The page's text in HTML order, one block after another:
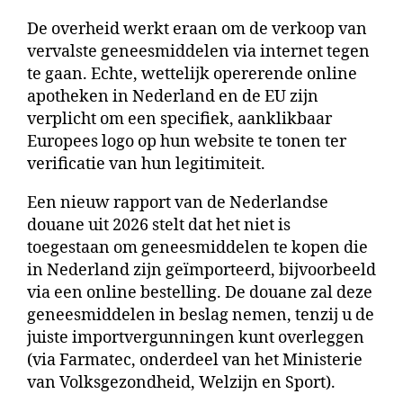
De overheid werkt eraan om de verkoop van
vervalste geneesmiddelen via internet tegen
te gaan. Echte, wettelijk opererende online
apotheken in Nederland en de EU zijn
verplicht om een ​​specifiek, aanklikbaar
Europees logo op hun website te tonen ter
verificatie van hun legitimiteit.
Een nieuw rapport van de Nederlandse
douane uit 2026 stelt dat het niet is
toegestaan ​​om geneesmiddelen te kopen die
in Nederland zijn geïmporteerd, bijvoorbeeld
via een online bestelling. De douane zal deze
geneesmiddelen in beslag nemen, tenzij u de
juiste importvergunningen kunt overleggen
(via Farmatec, onderdeel van het Ministerie
van Volksgezondheid, Welzijn en Sport).